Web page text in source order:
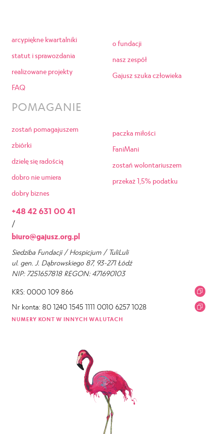
arcypiękne kwartalniki
statut i sprawozdania
realizowane projekty
FAQ
o fundacji
nasz zespół
Gajusz szuka człowieka
POMAGANIE
zostań pomagajuszem
zbiórki
dzielę się radością
dobro nie umiera
dobry biznes
paczka miłości
FaniMani
zostań wolontariuszem
przekaż 1,5% podatku
+48 42 631 00 41
/
biuro@gajusz.org.pl
Siedziba Fundacji / Hospicjum / TuliLuli
ul. gen. J. Dąbrowskiego 87, 93-271 Łódź
NIP: 7251657818 REGON: 471690103
KRS: 0000 109 866
Nr konta: 80 1240 1545 1111 0010 6257 1028
NUMERY KONT W INNYCH WALUTACH